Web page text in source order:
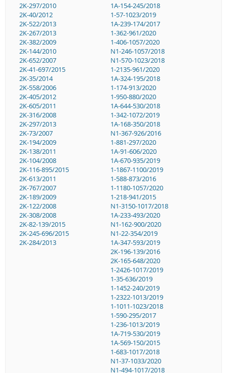
2K-297/2010
2K-40/2012
2K-522/2013
2K-267/2013
2K-382/2009
2K-144/2010
2K-652/2007
2K-41-697/2015
2K-35/2014
2K-558/2006
2K-405/2012
2K-605/2011
2K-316/2008
2K-297/2013
2K-73/2007
2K-194/2009
2K-138/2011
2K-104/2008
2K-116-895/2015
2K-613/2011
2K-767/2007
2K-189/2009
2K-122/2008
2K-308/2008
2K-82-139/2015
2K-245-696/2015
2K-284/2013
1A-154-245/2018
1-57-1023/2019
1A-239-174/2017
1-362-961/2020
1-406-1057/2020
N1-246-1057/2018
N1-570-1023/2018
1-2135-961/2020
1A-324-195/2018
1-174-913/2020
1-950-880/2020
1A-644-530/2018
1-342-1072/2019
1A-168-350/2018
N1-367-926/2016
1-881-297/2020
1A-91-606/2020
1A-670-935/2019
1-1867-1100/2019
1-588-873/2016
1-1180-1057/2020
1-218-941/2015
N1-3150-1017/2018
1A-233-493/2020
N1-162-900/2020
N1-22-354/2019
1A-347-593/2019
2K-196-139/2016
2K-165-648/2020
1-2426-1017/2019
1-35-636/2019
1-1452-240/2019
1-2322-1013/2019
1-1011-1023/2018
1-590-295/2017
1-236-1013/2019
1A-719-530/2019
1A-569-150/2015
1-683-1017/2018
N1-37-1033/2020
N1-494-1017/2018